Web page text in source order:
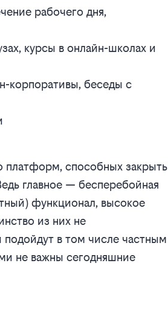
рабочего дня,
курсы в онлайн-школах и
корпоративы, беседы с
платформ, способных закрыть
главное — бесперебойная
функционал, высокое
из них не
в том числе частным
не важны сегодняшние